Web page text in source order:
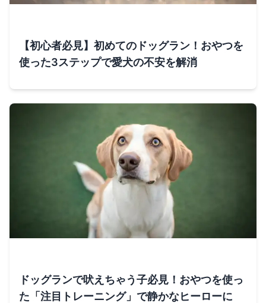
【初心者必見】初めてのドッグラン！おやつを
使った3ステップで愛犬の不安を解消
ドッグランで吠えちゃう子必見！おやつを使っ
た「注目トレーニング」で静かなヒーローに